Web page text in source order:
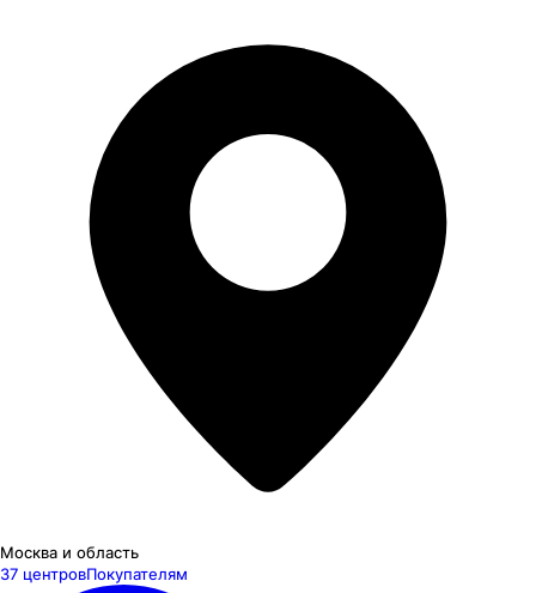
Москва и область
37 центровПокупателям